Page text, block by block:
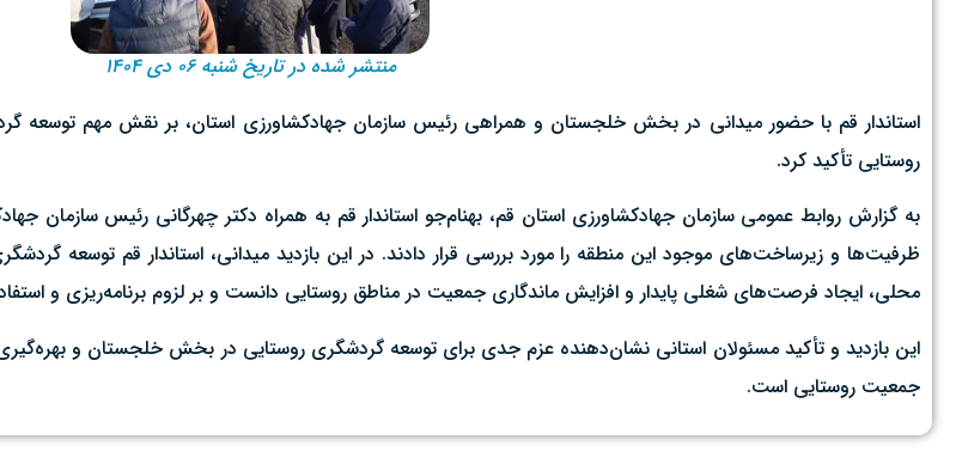
منتشر شده در تاریخ شنبه ۰۶ دی ۱۴۰۴
استاندار قم با حضور میدانی در بخش خلجستان و همراهی رئیس سازمان جهادکشاورزی استان، بر نقش مهم توسعه
روستایی تأکید کرد.
به گزارش روابط عمومی سازمان جهادکشاورزی استان قم، بهنام‌جو استاندار قم به همراه دکتر چهرگانی رئیس سازمان
ظرفیت‌ها و زیرساخت‌های موجود این منطقه را مورد بررسی قرار دادند. در این بازدید میدانی، استاندار قم توسعه
محلی، ایجاد فرصت‌های شغلی پایدار و افزایش ماندگاری جمعیت در مناطق روستایی دانست و بر لزوم برنامه‌ریزی و
این بازدید و تأکید مسئولان استانی نشان‌دهنده عزم جدی برای توسعه گردشگری روستایی در بخش خلجستان و
جمعیت روستایی است.